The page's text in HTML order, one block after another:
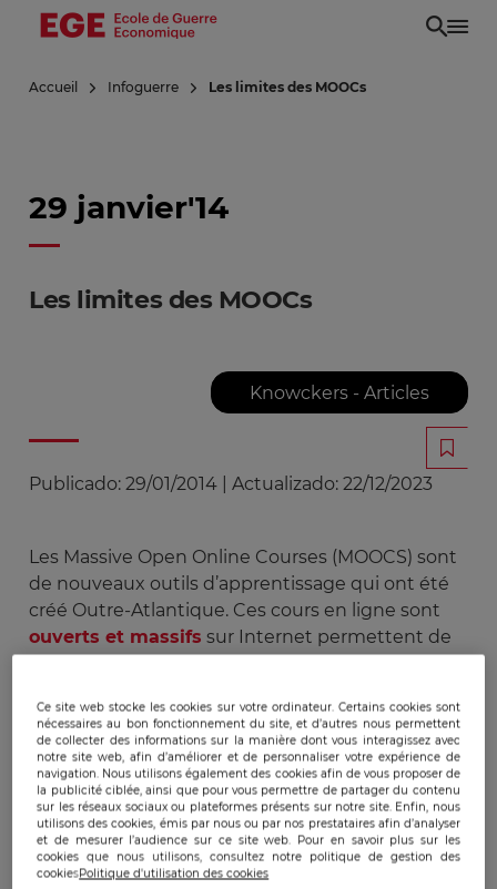
Aller
principal
Accueil Infoguerre Les limites des MOOCs
29 janvier'14
Les limites des MOOCs
Knowckers - Articles
Publicado: 29/01/2014 Actualizado: 22/12/2023
Les Massive Open Online Courses (MOOCS) sont
de nouveaux outils d’apprentissage qui ont été
créé Outre-Atlantique. Ces cours en ligne sont
ouverts et massifs sur Internet permettent de
d’élèves à un seul professeur. Ils sont présentés
comme une démocratisation de la formation qui
a des répercussions dans certaines universités ou
écoles prestigieuses d’enseignement supérieur
françaises. Les Etats-Unis ont ainsi, dès 2011, lancé
le phénomène des MOOCS à travers deux plate-
formes principales : Udacity et
Ce site web stocke les cookies sur votre ordinateur. Certains cookies sont
nécessaires au bon fonctionnement du site, et d’autres nous permettent
de collecter des informations sur la manière dont vous interagissez avec
notre site web, afin d’améliorer et de personnaliser votre expérience de
navigation. Nous utilisons également des cookies afin de vous proposer de
la publicité ciblée, ainsi que pour vous permettre de partager du contenu
sur les réseaux sociaux ou plateformes présents sur notre site. Enfin, nous
utilisons des cookies, émis par nous ou par nos prestataires afin d’analyser
et de mesurer l’audience sur ce site web. Pour en savoir plus sur les
cookies que nous utilisons, consultez notre politique de gestion des
cookiesPolitique d'utilisation des cookies